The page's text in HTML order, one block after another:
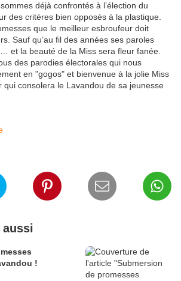
déjà confrontés à l’élection du
des critères bien opposés à la plastique.
que le meilleur esbroufeur doit
Sauf qu’au fil des années ses paroles
et la beauté de la Miss sera fleur fanée.
des parodies électorales qui nous
en "gogos" et bienvenue à la jolie Miss
qui consolera le Lavandou de sa jeunesse
aussi
!